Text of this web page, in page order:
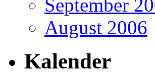
September
August 2006
Kalender